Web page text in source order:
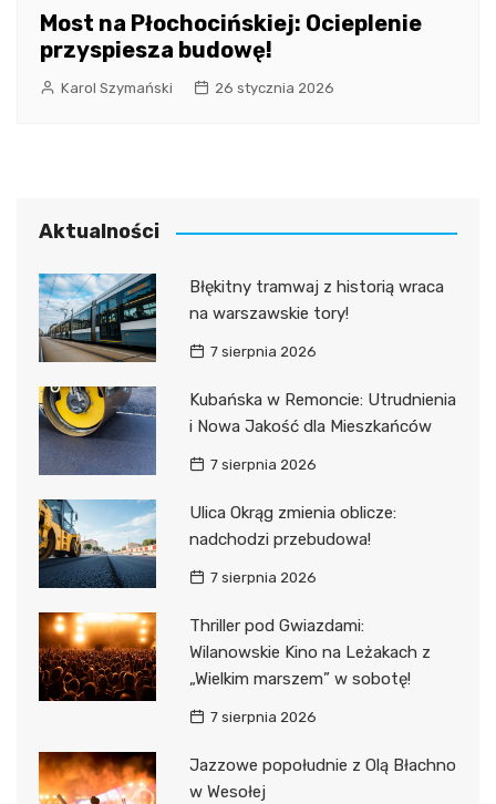
Most na Płochocińskiej: Ocieplenie
przyspiesza budowę!
Karol Szymański 26 stycznia 2026
Aktualności
Błękitny tramwaj z historią wraca
na warszawskie tory!
7 sierpnia 2026
Kubańska w Remoncie: Utrudnienia
i Nowa Jakość dla Mieszkańców
7 sierpnia 2026
Ulica Okrąg zmienia oblicze:
nadchodzi przebudowa!
7 sierpnia 2026
Thriller pod Gwiazdami:
Wilanowskie Kino na Leżakach z
„Wielkim marszem” w sobotę!
7 sierpnia 2026
Jazzowe popołudnie z Olą Błachno
w Wesołej